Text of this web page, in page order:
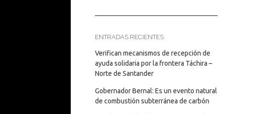
ENTRADAS RECIENTES
Verifican mecanismos de recepción de
ayuda solidaria por la frontera Táchira –
Norte de Santander
Gobernador Bernal: Es un evento natural
de combustión subterránea de carbón